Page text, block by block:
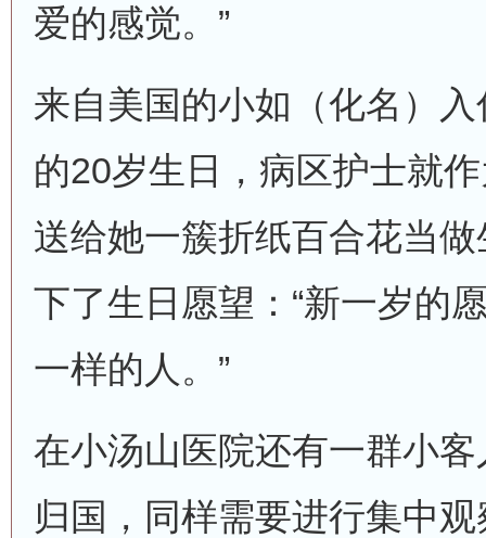
爱的感觉。”
来自美国的小如（化名）
的20岁生日，病区护士就
送给她一簇折纸百合花当
下了生日愿望：“新一岁的
一样的人。”
在小汤山医院还有一群小
归国，同样需要进行集中